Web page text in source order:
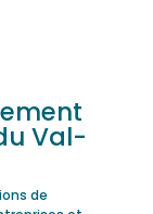
Val-
de